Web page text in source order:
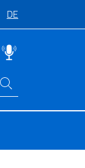
DE